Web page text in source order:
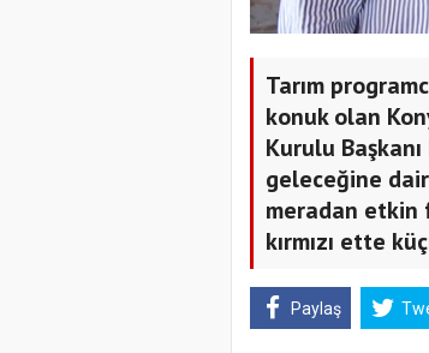
Tarım
konuk olan
Kurulu
geleceğine dair
meradan etkin
kırmızı ette
Paylaş